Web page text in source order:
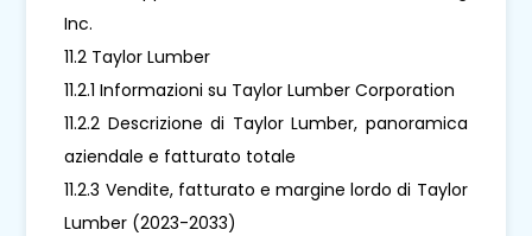
Inc.
11.2 Taylor Lumber
11.2.1 Informazioni su Taylor Lumber Corporation
11.2.2 Descrizione di Taylor Lumber, panoramica
aziendale e fatturato totale
11.2.3 Vendite, fatturato e margine lordo di Taylor
Lumber (2023-2033)